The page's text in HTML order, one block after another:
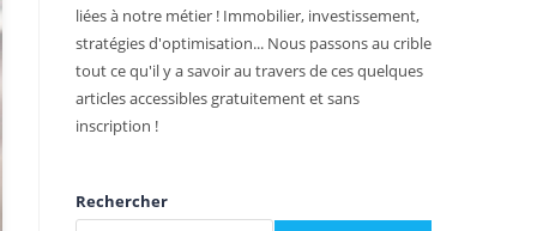
liées à notre métier ! Immobilier, investissement,
stratégies d'optimisation... Nous passons au crible
tout ce qu'il y a savoir au travers de ces quelques
articles accessibles gratuitement et sans
inscription !
Rechercher